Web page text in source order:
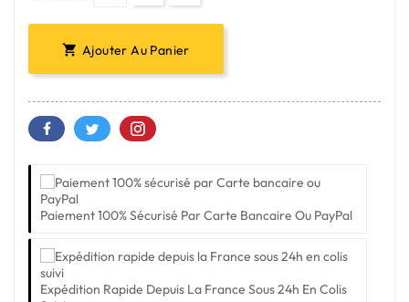
 Ajouter Au Panier
Paiement 100% Sécurisé Par Carte Bancaire Ou PayPal
Expédition Rapide Depuis La France Sous 24h En Colis